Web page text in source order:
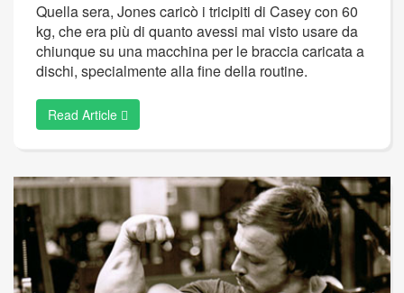
Quella sera, Jones caricò i tricipiti di Casey con 60
kg, che era più di quanto avessi mai visto usare da
chiunque su una macchina per le braccia caricata a
dischi, specialmente alla fine della routine.
Read Article